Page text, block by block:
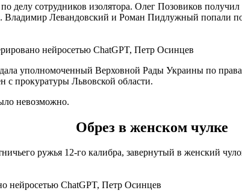
делу сотрудников изолятора. Олег Позовиков
Владимир Левандовский и Роман Пидлужный попали
нейросетью ChatGPT, Петр Осинцев
уполномоченный Верховной Рады Украины по
с прокуратуры Львовской области.
невозможно.
Обрез в женском чулке
ружья 12-го калибра, завернутый в женский
нейросетью ChatGPT, Петр Осинцев